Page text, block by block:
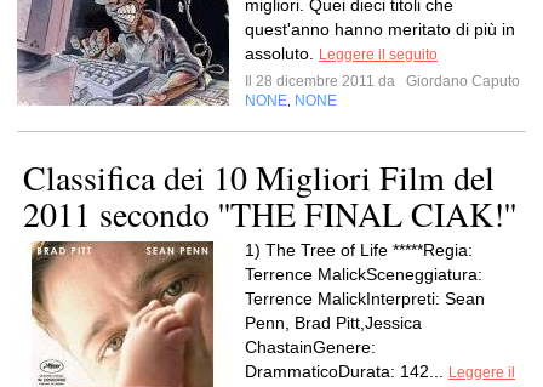
migliori. Quei dieci titoli che
quest'anno hanno meritato di più in
assoluto.
Leggere il seguito
Il 28 dicembre 2011 da
Giordano Caputo
NONE NONE
Classifica dei 10 Migliori Film del
2011 secondo ''THE FINAL CIAK!''
1) The Tree of Life *****Regia:
Terrence MalickSceneggiatura:
Terrence MalickInterpreti: Sean
Penn, Brad Pitt,Jessica
ChastainGenere:
DrammaticoDurata: 142...
Leggere il